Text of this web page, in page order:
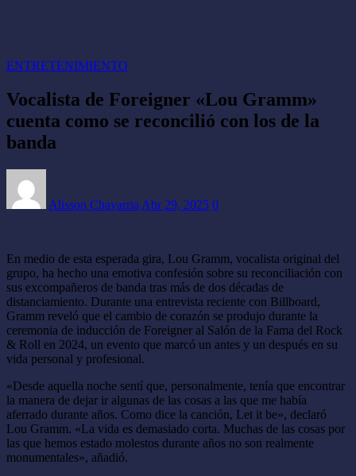
ENTRETENIMIENTO
Vocalista de Foreigner «Lou Gramm»
cuenta como se reconcilió con los de la
banda
Alisson Chavarria Abr 29, 2025 0
En medio de esta esperada gira, Lou Gramm, vocalista original del
grupo, ha hecho una emotiva confesión sobre su reconciliación con
sus excompañeros de banda tras más de dos décadas de
distanciamiento. Durante una entrevista reciente con Billboard,
Gramm reveló que el cambio de corazón se produjo durante la
ceremonia de inducción de Foreigner al Salón de la Fama del Rock
& Roll en 2024, un evento que marcó un antes y un después en su
vida personal y profesional.
«Desde aquella noche sentí que, personalmente, tenía que encontrar
la manera de dejar ir algunas de las cosas a las que me había
aferrado durante años. Como dice la canción, Let it be», declaró
Lou Gramm. «La vida es demasiado corta. Muchas de las cosas por
las que hemos estado molestos durante años no son realmente
monumentales», añadió.